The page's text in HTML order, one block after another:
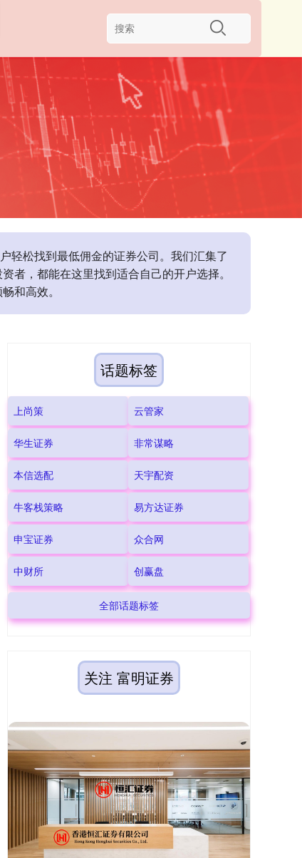
轻松找到最低佣金的证券公司。我们汇集了
者，都能在这里找到适合自己的开户选择。
和高效。
话题标签
上尚策 云管家
华生证券 非常谋略
本信选配 天宇配资
牛客栈策略 易方达证券
申宝证券 众合网
中财所 创赢盘
全部话题标签
关注 富明证券